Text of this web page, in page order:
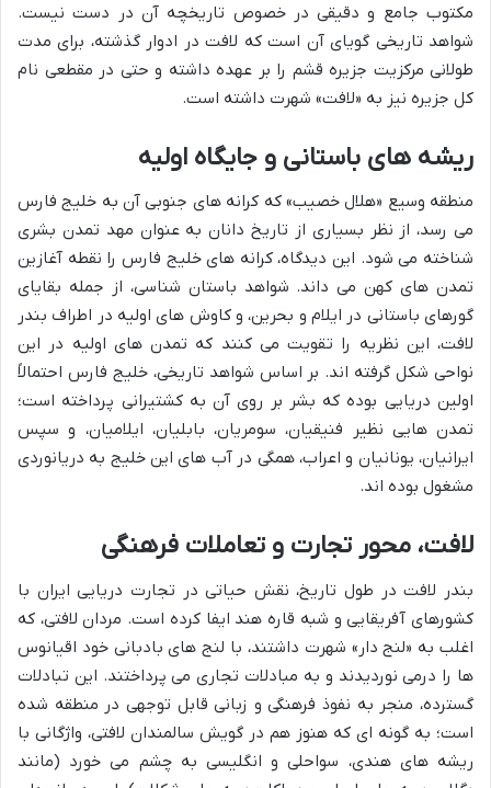
مکتوب جامع و دقیقی در خصوص تاریخچه آن در دست نیست.
شواهد تاریخی گویای آن است که لافت در ادوار گذشته، برای مدت
طولانی مرکزیت جزیره قشم را بر عهده داشته و حتی در مقطعی نام
کل جزیره نیز به «لافت» شهرت داشته است.
ریشه های باستانی و جایگاه اولیه
منطقه وسیع «هلال خصیب» که کرانه های جنوبی آن به خلیج فارس
می رسد، از نظر بسیاری از تاریخ دانان به عنوان مهد تمدن بشری
شناخته می شود. این دیدگاه، کرانه های خلیج فارس را نقطه آغازین
تمدن های کهن می داند. شواهد باستان شناسی، از جمله بقایای
گورهای باستانی در ایلام و بحرین، و کاوش های اولیه در اطراف بندر
لافت، این نظریه را تقویت می کنند که تمدن های اولیه در این
نواحی شکل گرفته اند. بر اساس شواهد تاریخی، خلیج فارس احتمالاً
اولین دریایی بوده که بشر بر روی آن به کشتیرانی پرداخته است؛
تمدن هایی نظیر فنیقیان، سومریان، بابلیان، ایلامیان، و سپس
ایرانیان، یونانیان و اعراب، همگی در آب های این خلیج به دریانوردی
مشغول بوده اند.
لافت، محور تجارت و تعاملات فرهنگی
بندر لافت در طول تاریخ، نقش حیاتی در تجارت دریایی ایران با
کشورهای آفریقایی و شبه قاره هند ایفا کرده است. مردان لافتی، که
اغلب به «لنج دار» شهرت داشتند، با لنج های بادبانی خود اقیانوس
ها را درمی نوردیدند و به مبادلات تجاری می پرداختند. این تبادلات
گسترده، منجر به نفوذ فرهنگی و زبانی قابل توجهی در منطقه شده
است؛ به گونه ای که هنوز هم در گویش سالمندان لافتی، واژگانی با
ریشه های هندی، سواحلی و انگلیسی به چشم می خورد (مانند